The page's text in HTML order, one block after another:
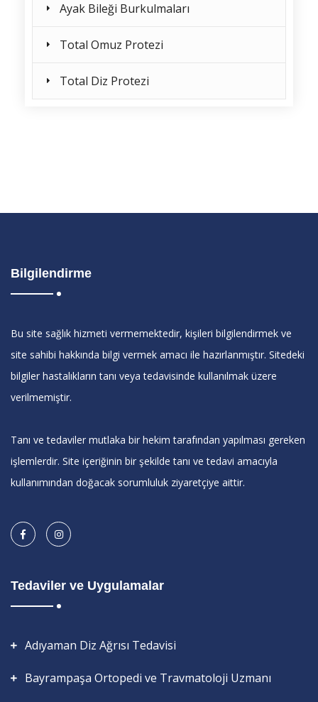
Ayak Bileği Burkulmaları
Total Omuz Protezi
Total Diz Protezi
Bilgilendirme
Bu site sağlık hizmeti vermemektedir, kişileri bilgilendirmek ve
site sahibi hakkında bilgi vermek amacı ile hazırlanmıştır. Sitedeki
bilgiler hastalıkların tanı veya tedavisinde kullanılmak üzere
verilmemiştir.
Tanı ve tedaviler mutlaka bir hekim tarafından yapılması gereken
işlemlerdir. Site içeriğinin bir şekilde tanı ve tedavi amacıyla
kullanımından doğacak sorumluluk ziyaretçiye aittir.
Tedaviler ve Uygulamalar
Adıyaman Diz Ağrısı Tedavisi
Bayrampaşa Ortopedi ve Travmatoloji Uzmanı